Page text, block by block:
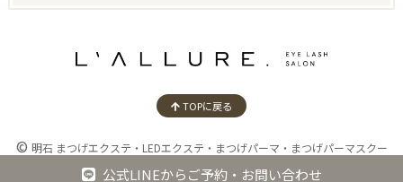
公式LINEからご予約・お問い合わせ
TOPに戻る
© 明石 まつげエクステ・LEDエクステ・まつげパーマ・まつげパーマスクー
ル・L’ALLURE（ラリュール）